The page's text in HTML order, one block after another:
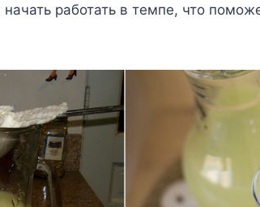
начать работать в темпе, что